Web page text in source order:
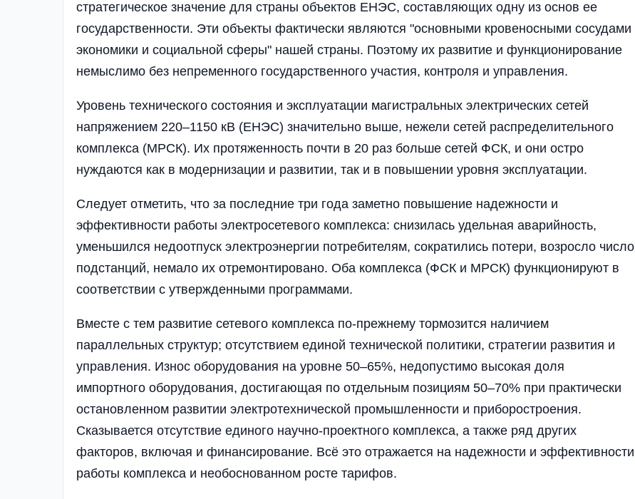
стратегическое значение для страны объектов ЕНЭС, составляющих одну из основ ее
государственности. Эти объекты фактически являются "основными кровеносными сосудами
экономики и социальной сферы" нашей страны. Поэтому их развитие и функционирование
немыслимо без непременного государственного участия, контроля и управления.
Уровень технического состояния и эксплуатации магистральных электрических сетей
напряжением 220–1150 кВ (ЕНЭС) значительно выше, нежели сетей распределительного
комплекса (МРСК). Их протяженность почти в 20 раз больше сетей ФСК, и они остро
нуждаются как в модернизации и развитии, так и в повышении уровня эксплуатации.
Следует отметить, что за последние три года заметно повышение надежности и
эффективности работы электросетевого комплекса: снизилась удельная аварийность,
уменьшился недоотпуск электроэнергии потребителям, сократились потери, возросло число
подстанций, немало их отремонтировано. Оба комплекса (ФСК и МРСК) функционируют в
соответствии с утвержденными программами.
Вместе с тем развитие сетевого комплекса по-прежнему тормозится наличием
параллельных структур; отсутствием единой технической политики, стратегии развития и
управления. Износ оборудования на уровне 50–65%, недопустимо высокая доля
импортного оборудования, достигающая по отдельным позициям 50–70% при практически
остановленном развитии электротехнической промышленности и приборостроения.
Сказывается отсутствие единого научно-проектного комплекса, а также ряд других
факторов, включая и финансирование. Всё это отражается на надежности и эффективности
работы комплекса и необоснованном росте тарифов.